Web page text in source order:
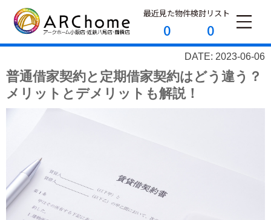
最近見た物件
0
検討リスト
0
DATE: 2023-06-06
普通借家契約と定期借家契約はどう違う？
メリットとデメリットも解説！